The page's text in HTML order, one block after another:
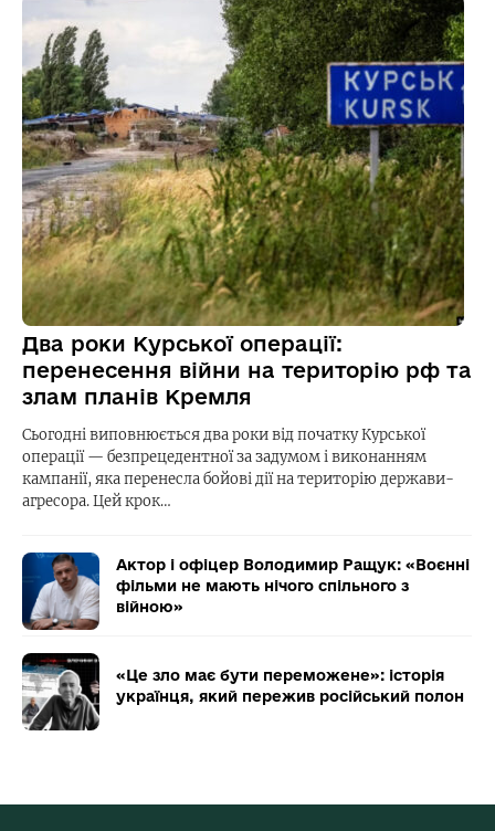
Два роки Курської операції:
перенесення війни на територію рф та
злам планів Кремля
Сьогодні виповнюється два роки від початку Курської
операції — безпрецедентної за задумом і виконанням
кампанії, яка перенесла бойові дії на територію держави-
агресора. Цей крок…
Актор і офіцер Володимир Ращук: «Воєнні
фільми не мають нічого спільного з
війною»
«Це зло має бути переможене»: історія
українця, який пережив російський полон